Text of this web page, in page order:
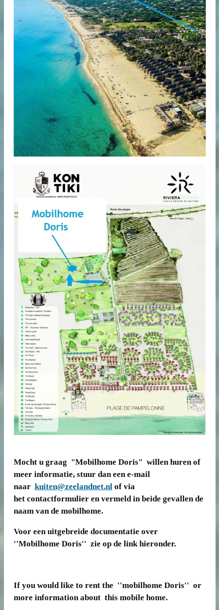
Mocht u graag "Mobilhome Doris" willen huren of
meer informatie, stuur dan een e-mail
naar kuiten@zeelandnet.nl of via
het contactformulier en vermeld in beide gevallen de
naam van de mobilhome.
Voor een uitgebreide documentatie over
''Mobilhome Doris'' zie op de link hieronder.
If you would like to rent the ''mobilhome Doris'' or
more information about this mobile home.